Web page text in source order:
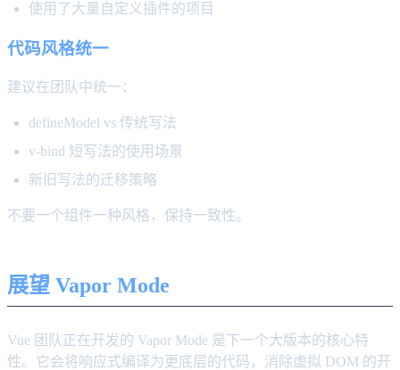
使用了大量自定义插件的项目
代码风格统一
建议在团队中统一：
defineModel vs 传统写法
v-bind 短写法的使用场景
新旧写法的迁移策略
不要一个组件一种风格，保持一致性。
展望 Vapor Mode
Vue 团队正在开发的 Vapor Mode 是下一个大版本的核心特
性。它会将响应式编译为更底层的代码，消除虚拟 DOM 的开